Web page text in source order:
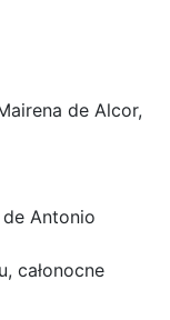
de Alcor,
Antonio
całonocne